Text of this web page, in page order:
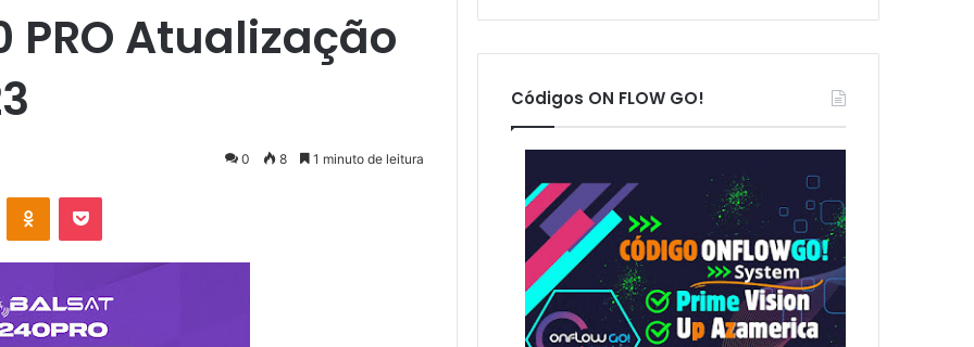
PRO Atualização
0 8 1 minuto de leitura
q
r
Códigos ON FLOW GO!